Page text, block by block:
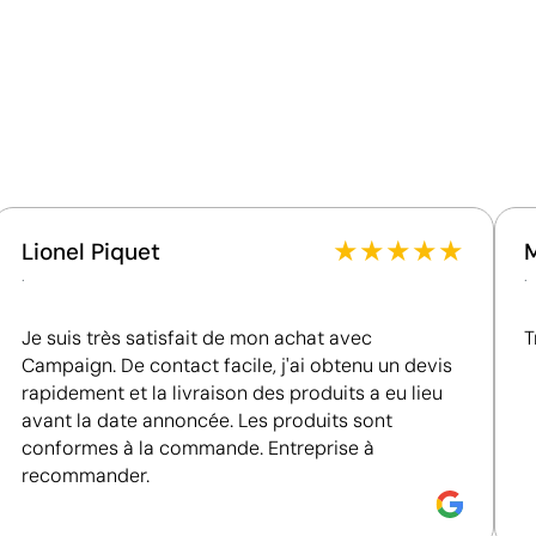
Position: dessus avant
Size: 30x90 mm
Gravure laser:Logo gravé
Gravure laser pour une finition élégante et
Fournisseur lié à une usine auditée selon une norme
reconnue, garantissant la vérification des
conditions de travail.
entreprises en matière de performance ESG.
Lionel Piquet
.
★★★★★
Je suis très satisfait de mon achat avec
Campaign. De contact facile, j'ai obtenu un devis
rapidement et la livraison des produits a eu lieu
avant la date annoncée. Les produits sont
conformes à la commande. Entreprise à
recommander.
.